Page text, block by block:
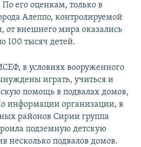
его оценкам, только в
Алеппо, контролируемой
от внешнего мира оказались
100 тысяч детей.
в условиях вооруженного
играть, учиться и
помощь в подвалах домов,
информации организации, в
районов Сирии группа
подземную детскую
несколько подвалов домов.